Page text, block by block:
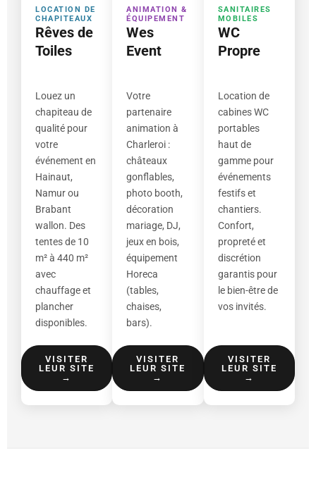
LOCATION DE
CHAPITEAUX
Rêves de
Toiles
Louez un
chapiteau de
qualité pour
votre
événement en
Hainaut,
Namur ou
Brabant
wallon. Des
tentes de 10
m² à 440 m²
avec
chauffage et
plancher
disponibles.
VISITER
LEUR SITE
→
ANIMATION &
ÉQUIPEMENT
Wes
Event
Votre
partenaire
animation à
Charleroi :
châteaux
gonflables,
photo booth,
décoration
mariage, DJ,
jeux en bois,
équipement
Horeca
(tables,
chaises,
bars).
VISITER
LEUR SITE
→
SANITAIRES
MOBILES
WC
Propre
Location de
cabines WC
portables
haut de
gamme pour
événements
festifs et
chantiers.
Confort,
propreté et
discrétion
garantis pour
le bien-être de
vos invités.
VISITER
LEUR SITE
→